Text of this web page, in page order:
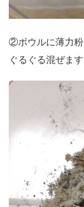
②ボウルに薄力粉
ぐるぐる混ぜます